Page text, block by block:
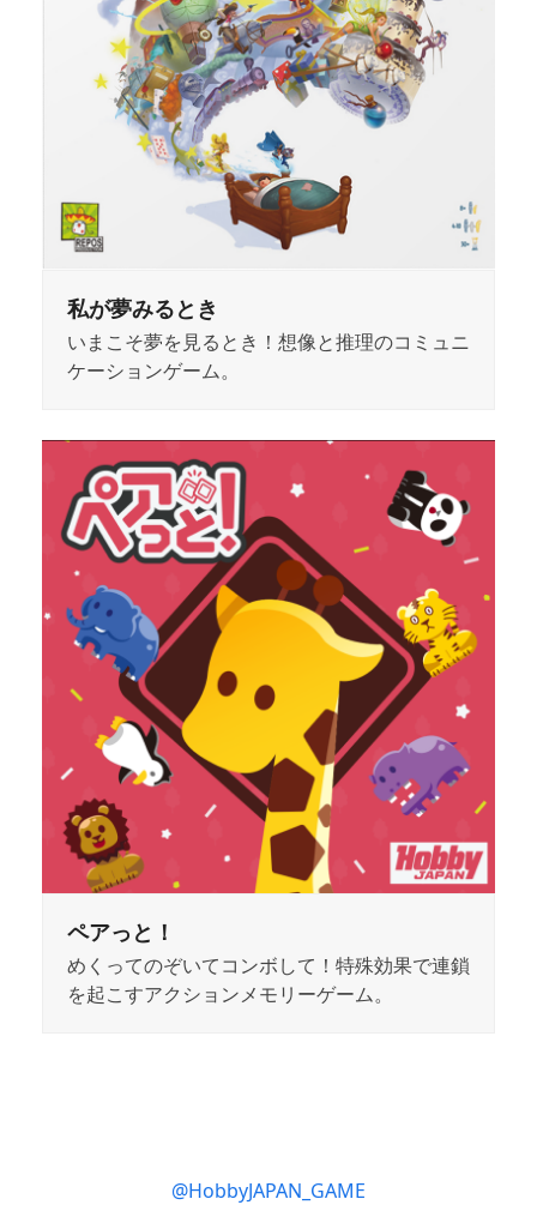
私が夢みるとき
いまこそ夢を見るとき！想像と推理のコミュニ
ケーションゲーム。
ペアっと！
めくってのぞいてコンボして！特殊効果で連鎖
を起こすアクションメモリーゲーム。
@HobbyJAPAN_GAME